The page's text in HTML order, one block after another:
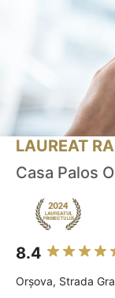
LAUREAT
Casa Palos
8.4
Orşova, Strada